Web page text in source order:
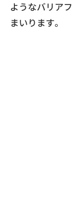
ようなバリア
まいります。